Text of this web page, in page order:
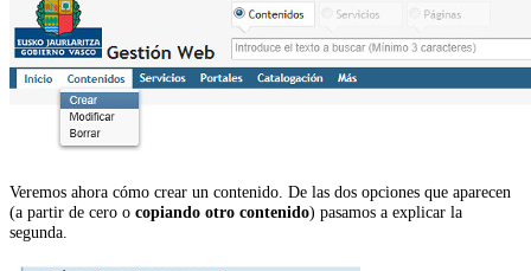
Veremos ahora cómo crear un contenido. De las dos opciones que aparecen
(a partir de cero o copiando otro contenido) pasamos a explicar la
segunda.